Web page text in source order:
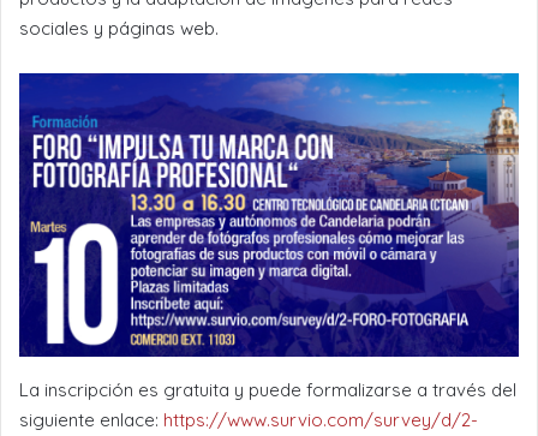
sociales y páginas web.
La inscripción es gratuita y puede formalizarse a través del
siguiente enlace: https://www.survio.com/survey/d/2-